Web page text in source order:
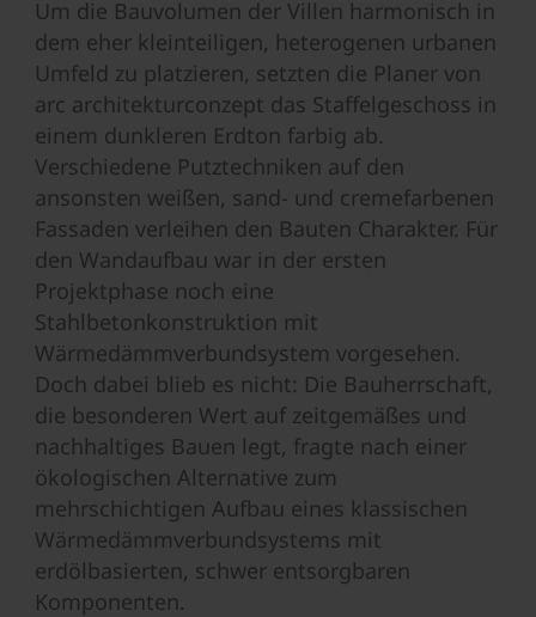
Um die Bauvolumen der Villen harmonisch in
dem eher kleinteiligen, heterogenen urbanen
Umfeld zu platzieren, setzten die Planer von
arc architekturconzept das Staffelgeschoss in
einem dunkleren Erdton farbig ab.
Verschiedene Putztechniken auf den
ansonsten weißen, sand- und cremefarbenen
Fassaden verleihen den Bauten Charakter. Für
den Wandaufbau war in der ersten
Projektphase noch eine
Stahlbetonkonstruktion mit
Wärmedämmverbundsystem vorgesehen.
Doch dabei blieb es nicht: Die Bauherrschaft,
die besonderen Wert auf zeitgemäßes und
nachhaltiges Bauen legt, fragte nach einer
ökologischen Alternative zum
mehrschichtigen Aufbau eines klassischen
Wärmedämmverbundsystems mit
erdölbasierten, schwer entsorgbaren
Komponenten.